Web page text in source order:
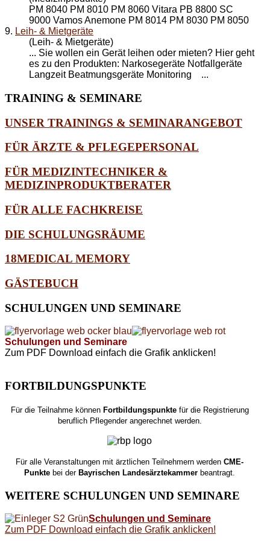
PM 8040 PM 8010 PM 8060 Vitara PB 8800 SC
9000 Vamos Anemone PM 8014 PM 8030 PM 8050
9. Leih- & Mietgeräte
(Leih- & Mietgeräte)
... Sie wollen ein Gerät leihen oder mieten? Hier geht
es zu den Produkten: Narkosegeräte Notfallgeräte
Langzeit Beatmungsgeräte Monitoring ...
TRAINING & SEMINARE
UNSER TRAININGS & SEMINARANGEBOT
FÜR ÄRZTE & PFLEGEPERSONAL
FÜR MEDIZINTECHNIKER &
MEDIZINPRODUKTBERATER
FÜR ALLE FACHKREISE
DIE SCHULUNGSRÄUME
18MEDICAL MEMORY
GÄSTEBUCH
SCHULUNGEN UND SEMINARE
Schulungen und Seminare
Zum PDF Download einfach die Grafik anklicken!
FORTBILDUNGSPUNKTE
Für die Teilnahme könnenFortbildungspunktefür die Registrierung
beruflich Pflegender angerechnet werden.
Für alle Veranstaltungen mit ärztlichen Teilnehmern werdenCME-
Punkte bei derBayrischen Landesärztekammer beantragt.
WEITERE SCHULUNGEN UND SEMINARE
Schulungen und Seminare
Zum PDF Download einfach die Grafik anklicken!